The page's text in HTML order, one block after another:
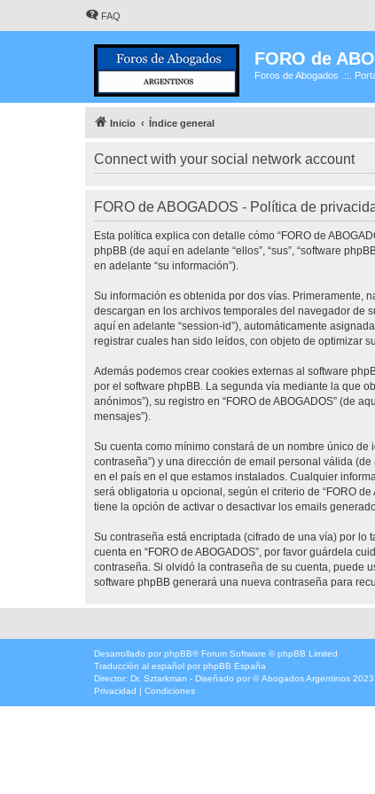
FAQ
FORO de
Foros de Abogados .::.
Inicio Índice general
Connect with your social network account
FORO de ABOGADOS - Política de
Esta política explica con detalle cómo “FORO de
phpBB (de aquí en adelante “ellos”, “sus”, “software
en adelante “su información”).
Su información es obtenida por dos vías. Primeramente,
descargan en los archivos temporales del navegador de
aquí en adelante “session-id”), automáticamente
registrar cuales han sido leídos, con objeto de optimizar
Además podemos crear cookies externas al software
por el software phpBB. La segunda vía mediante la que
anónimos”), su registro en “FORO de ABOGADOS” (de
mensajes”).
Su cuenta como mínimo constará de un nombre único
contraseña”) y una dirección de email personal válida
en el país en el que estamos instalados. Cualquier
será obligatoria u opcional, según el criterio de “FORO
tiene la opción de activar o desactivar los emails
Su contraseña está encriptada (cifrado de una vía) por lo
cuenta en “FORO de ABOGADOS”, por favor guárdela
contraseña. Si olvidó la contraseña de su cuenta, puede
software phpBB generará una nueva contraseña para
Desarrollado por phpBB® Forum Software © phpBB Limited
Traducción al español por phpBB España
Director: Dr. Sztarkman - Diseñado por ©Abogados Argentinos 2023
Privacidad | Condiciones